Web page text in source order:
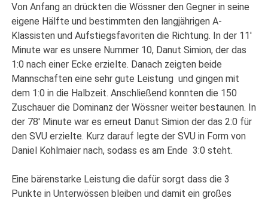
Von Anfang an drückten die Wössner den Gegner in seine
eigene Hälfte und bestimmten den langjährigen A-
Klassisten und Aufstiegsfavoriten die Richtung. In der 11′
Minute war es unsere Nummer 10, Danut Simion, der das
1:0 nach einer Ecke erzielte. Danach zeigten beide
Mannschaften eine sehr gute Leistung und gingen mit
dem 1:0 in die Halbzeit. Anschließend konnten die 150
Zuschauer die Dominanz der Wössner weiter bestaunen. In
der 78′ Minute war es erneut Danut Simion der das 2:0 für
den SVU erzielte. Kurz darauf legte der SVU in Form von
Daniel Kohlmaier nach, sodass es am Ende 3:0 steht.
Eine bärenstarke Leistung die dafür sorgt dass die 3
Punkte in Unterwössen bleiben und damit ein großes